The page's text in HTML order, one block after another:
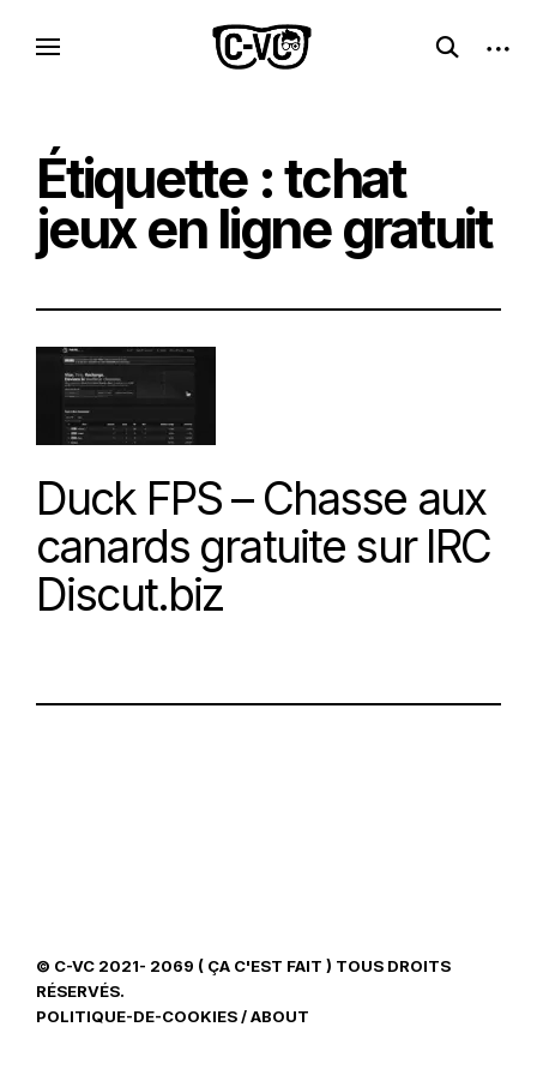
C-VC – Internet Libre, Logiciels & Culture
Geek
Logiciels libres, esprit geek
open
search
open
Étiquette :tchat
jeux en ligne gratuit
Duck FPS – Chasse aux
canards gratuite sur IRC
Discut.biz
© C-VC 2021- 2069 ( ÇA C'EST FAIT ) TOUS DROITS
RÉSERVÉS.
POLITIQUE-DE-COOKIES/ABOUT